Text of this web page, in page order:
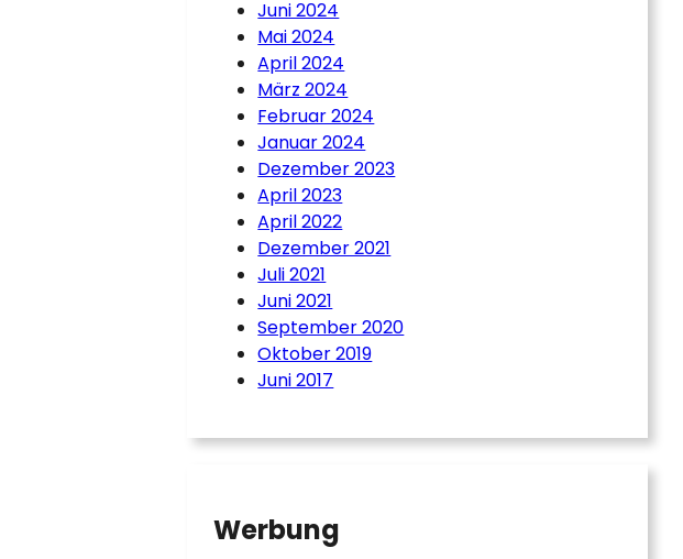
Juni 2024
Mai 2024
April 2024
März 2024
Februar 2024
Januar 2024
Dezember 2023
April 2023
April 2022
Dezember 2021
Juli 2021
Juni 2021
September 2020
Oktober 2019
Juni 2017
Werbung